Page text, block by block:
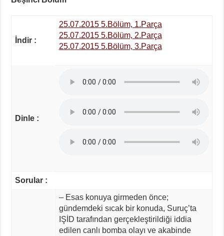
İndir :
25.07.2015 5.Bölüm, 1.Parça
25.07.2015 5.Bölüm, 2.Parça
25.07.2015 5.Bölüm, 3.Parça
Dinle :
Sorular :
– Esas konuya girmeden önce;
gündemdeki sıcak bir konuda, Suruç’ta
IŞİD tarafından gerçekleştirildiği iddia
edilen canlı bomba olayı ve akabinde